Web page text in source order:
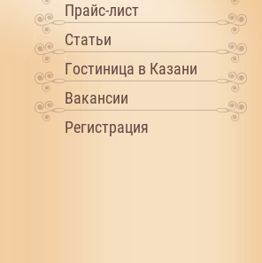
Прайс-лист
Статьи
Гостиница в Казани
Вакансии
Регистрация